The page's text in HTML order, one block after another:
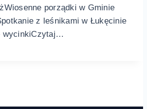
porządki w Gminie
z leśnikami w Łukęcinie
wycinkiCzytaj…